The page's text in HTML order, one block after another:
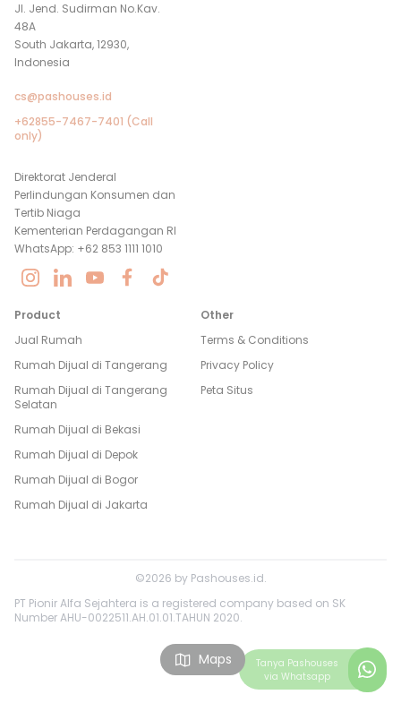
Maps Tanya Pashouses
via Whatsapp
Jl. Jend. Sudirman No.Kav.
48A
South Jakarta, 12930,
Indonesia
cs@pashouses.id
+62855-7467-7401 (Call
only)
Direktorat Jenderal
Perlindungan Konsumen dan
Tertib Niaga
Kementerian Perdagangan RI
WhatsApp: +62 853 1111 1010
Product
Jual Rumah
Rumah Dijual di Tangerang
Rumah Dijual di Tangerang
Selatan
Rumah Dijual di Bekasi
Rumah Dijual di Depok
Rumah Dijual di Bogor
Rumah Dijual di Jakarta
Other
Terms & Conditions
Privacy Policy
Peta Situs
©2026 by Pashouses.id.
PT Pionir Alfa Sejahtera is a registered company based on SK
Number AHU-0022511.AH.01.01.TAHUN 2020.